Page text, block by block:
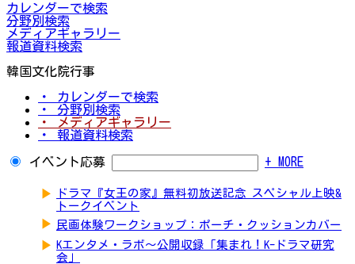
カレンダーで検索
分野別検索
メディアギャラリー
報道資料検索
韓国文化院行事
・ カレンダーで検索
・ 分野別検索
・ メディアギャラリー
・ 報道資料検索
イベント応募 + MORE
▶
ドラマ『女王の家』無料初放送記念 スペシャル上映&
トークイベント
▶ 民画体験ワークショップ：ポーチ・クッションカバー
▶ Kエンタメ・ラボ～公開収録「集まれ！K-ドラマ研究
会」